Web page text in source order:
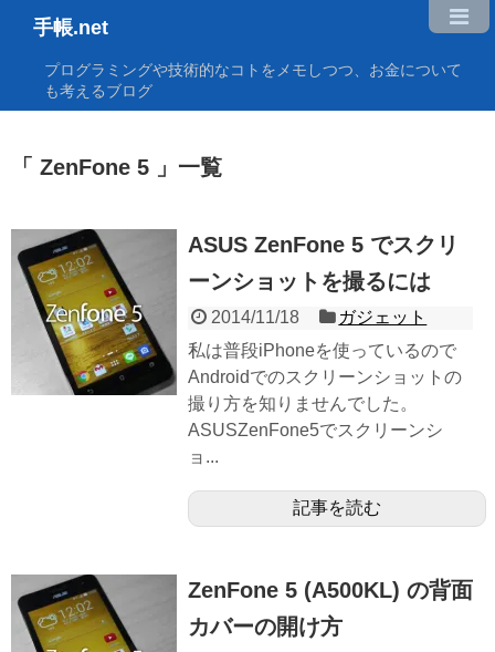
手帳.net
プログラミングや技術的なコトをメモしつつ、お金について
も考えるブログ
ZenFone 5 一覧
ASUS ZenFone 5 でスクリ
ーンショットを撮るには
2014/11/18
ガジェット
私は普段iPhoneを使っているので
Androidでのスクリーンショットの
撮り方を知りませんでした。
ASUSZenFone5でスクリーンシ
ョ...
記事を読む
ZenFone 5 (A500KL) の背面
カバーの開け方